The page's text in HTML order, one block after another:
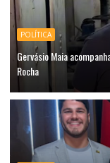
POLÍTICA
Gervásio Maia
Rocha